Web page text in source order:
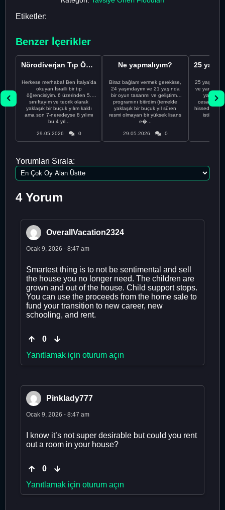
Etiketler:
Benzer İçerikler
Nörodiverjan Tıp Öğrencisi Yeni Bir Yol Arıyor
Herkese merhaba! Ben İtalya'da
okuyan İsrailli bir tıp
öğrencisiyim. 6 üzerinden 5.
sınıftayım ve teorik olarak
yaklaşık bir buçuk yılım kaldı
ama son 7-neredeyse 8 yılımı
bu 4 yıl...
29.05.2026 0
Ne yapmalıyım?
Biraz bağlam vermek gerekirse,
24 yaşındayım ve 21 yaşında
bir oyun tasarımı ve geliştirme
programını bitirdim (temelde
yaklaşık bir buçuk yıl süren
resmi olmayan bir yüksek lisans
e�...
29.05.2026 0
25
ve yanlış
cesaretimin
Yorumları Sırala:
4 Yorum
OverallVacation2324
Ocak 9, 2026 - 8:47 am
Smartest thing is to not be sentimental and sell
the house you no longer need. The children are
grown and out of the house. Child support stops.
You can use the proceeds from the home sale to
fund your transition to new career, new
schooling, and rent.
0
Yanıtlamak için oturum açın
Pinklady777
Ocak 9, 2026 - 8:47 am
I know it’s not super desirable but could you rent
out a room in your house?
0
Yanıtlamak için oturum açın